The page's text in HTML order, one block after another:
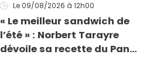
Le 09/08/2026 à 12h00
« Le meilleur sandwich de
l’été » : Norbert Tarayre
dévoile sa recette du Pan